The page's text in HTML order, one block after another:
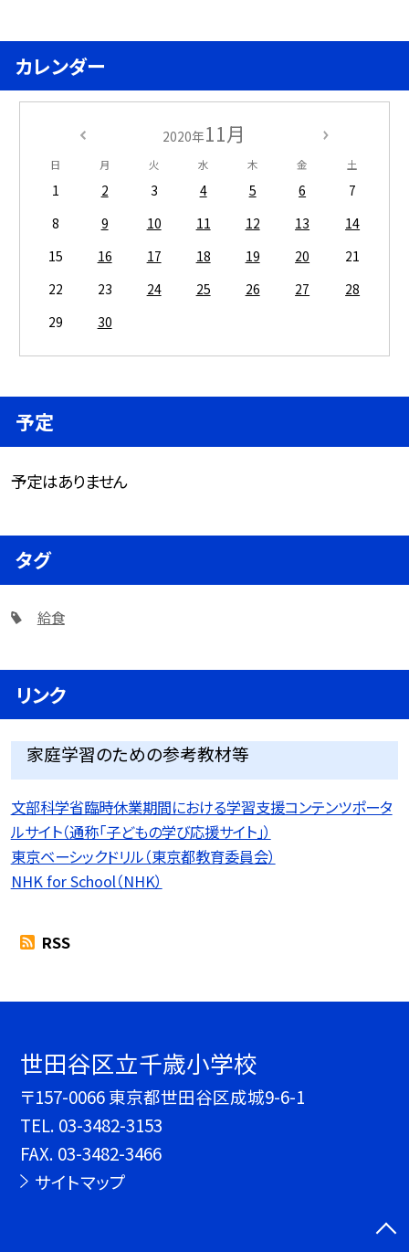
カレンダー
2020年11月
日 月 火 水 木 金 土
1 2 3 4 5 6
7
8
9 10 11 12 13
14
15
16 17 18 19 20
21
22
23 24 25 26 27
28
29
30
予定
予定はありません
タグ
給食
リンク
家庭学習のための参考教材等
文部科学省臨時休業期間における学習支援コンテンツポータ
ルサイト（通称「子どもの学び応援サイト」）
東京ベーシックドリル（東京都教育委員会）
NHK for School（NHK）
RSS
世田谷区立千歳小学校
〒157-0066 東京都世田谷区成城9-6-1
TEL. 03-3482-3153
FAX. 03-3482-3466
サイトマップ